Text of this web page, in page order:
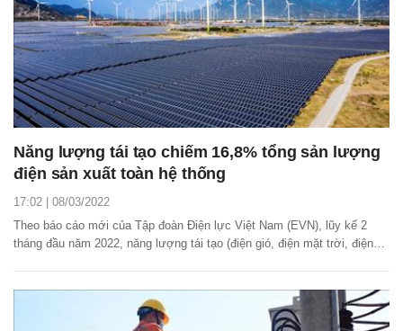
Năng lượng tái tạo chiếm 16,8% tổng sản lượng
điện sản xuất toàn hệ thống
17:02 | 08/03/2022
Theo báo cáo mới của Tập đoàn Điện lực Việt Nam (EVN), lũy kế 2
tháng đầu năm 2022, năng lượng tái tạo (điện gió, điện mặt trời, điện